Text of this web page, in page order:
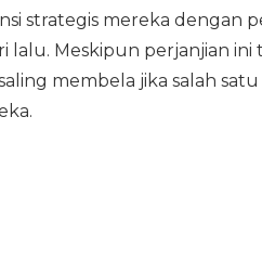
strategis mereka dengan
Meskipun perjanjian ini
membela jika salah satu